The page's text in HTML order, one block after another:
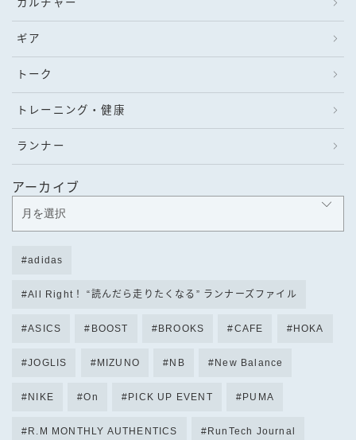
カルチャー
ギア
トーク
トレーニング・健康
ランナー
アーカイブ
adidas
All Right！ “読んだら走りたくなる” ランナーズファイル
ASICS BOOST BROOKS CAFE HOKA
JOGLIS MIZUNO NB New Balance
NIKE On PICK UP EVENT PUMA
R.M MONTHLY AUTHENTICS RunTech Journal